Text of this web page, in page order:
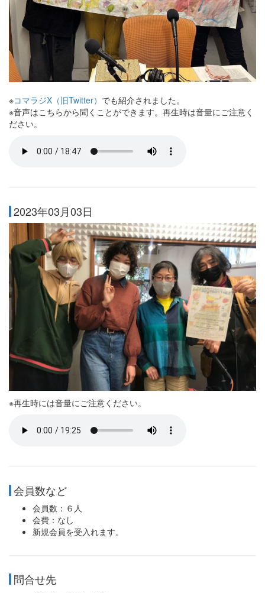
※コマラジX（旧Twitter） でも紹介されました。
※音声はこちらから聞くことができます。再生時は音量にご注意く
ださい。
2023年03月03日
※再生時には音量にご注意ください。
会員数など
会員数：６人
会費：なし
新規会員を受入れます。
問合せ先